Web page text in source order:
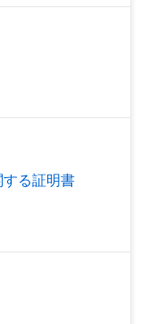
る証明書